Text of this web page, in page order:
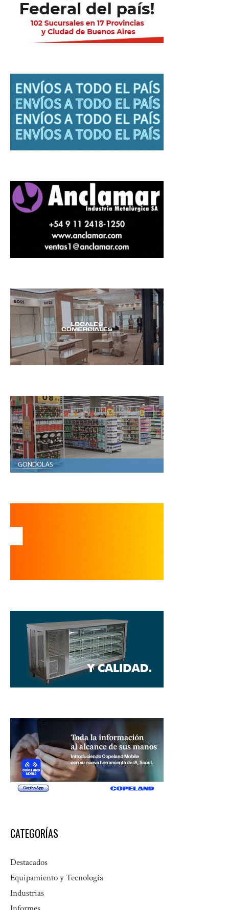
CATEGORÍAS
Destacados
Equipamiento y Tecnología
Industrias